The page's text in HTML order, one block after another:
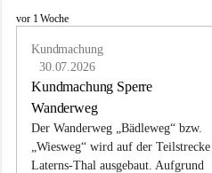
L
vor 1 Woche
Kundmachung
30.07.2026
Kundmachung Sperre
Wanderweg
Der Wanderweg „Bädleweg“ bzw.
„Wiesweg“ wird auf der Teilstrecke
Laterns-Thal ausgebaut. Aufgrund